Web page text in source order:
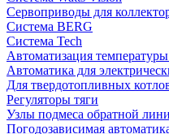
Сервоприводы для
Система BERG
Система Tech
Автоматизация
Автоматика для
Для твердотопливных
Регуляторы тяги
Узлы подмеса обратной
Погодозависимая